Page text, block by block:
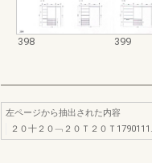
398 399
左ページから抽出された内容
２０十２０﹁２０Ｔ２０Ｔ